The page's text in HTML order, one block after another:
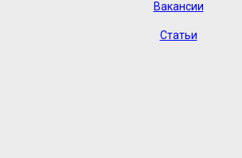
Вакансии
Статьи